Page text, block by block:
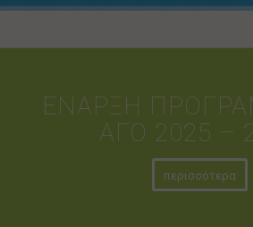
ΕΝΑΡΞΗ
ΑΓΟ 2025 –
περισσότερα